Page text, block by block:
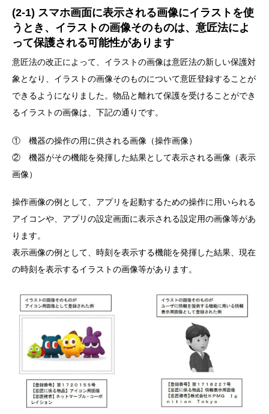
(2-1) スマホ画面に表示される画像にイラストを使
うとき、イラストの画像そのものは、意匠法によ
って保護される可能性があります
意匠法の改正によって、イラストの画像は意匠法の新しい保護対
象となり、イラストの画像そのものについて意匠登録することが
できるようになりました。物品と離れて保護を受けることができ
るイラストの画像は、下記の通りです。
① 機器の操作の用に供される画像（操作画像）
② 機器がその機能を発揮した結果として表示される画像（表示
画像）
操作画像の例として、アプリを起動するための操作に用いられる
アイコンや、アプリの設定画面に表示される設定用の画像等があ
ります。
表示画像の例として、時刻を表示する機能を発揮した結果、現在
の時刻を表示するイラストの画像等があります。